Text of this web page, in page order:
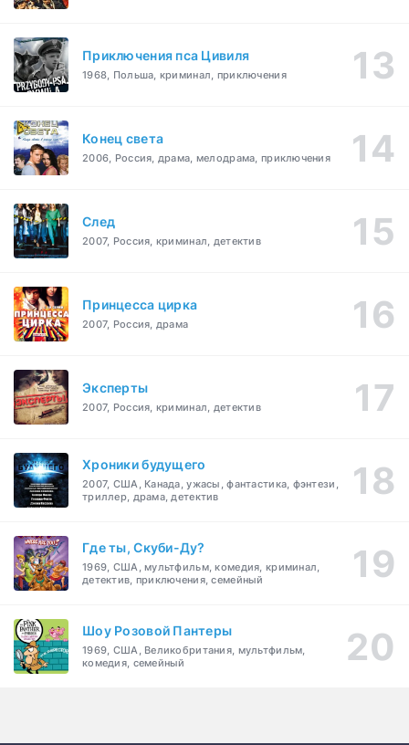
Приключения пса Цивиля
1968, Польша, криминал, приключения
Конец света
2006, Россия, драма, мелодрама, приключения
След
2007, Россия, криминал, детектив
Принцесса цирка
2007, Россия, драма
Эксперты
2007, Россия, криминал, детектив
Хроники будущего
2007, США, Канада, ужасы, фантастика, фэнтези,
триллер, драма, детектив
Где ты, Скуби-Ду?
1969, США, мультфильм, комедия, криминал,
детектив, приключения, семейный
Шоу Розовой Пантеры
1969, США, Великобритания, мультфильм,
комедия, семейный